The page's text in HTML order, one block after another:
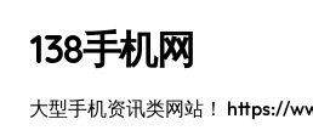
138手机网
大型手机资讯类网站！ https://